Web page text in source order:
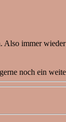
immer
noch ein